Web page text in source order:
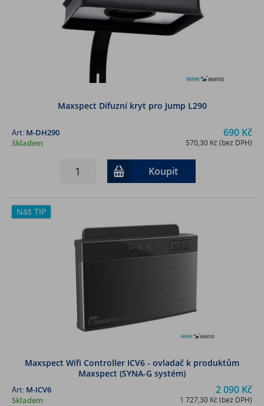
Maxspect Difuzní kryt pro Jump L290
690 Kč
570,30 Kč (bez DPH)
Art: M-DH290
Skladem
Koupit
Náš TIP
Maxspect Wifi Controller ICV6 - ovladač k produktům
Maxspect (SYNA-G systém)
2 090 Kč
1 727,30 Kč (bez DPH)
Art: M-ICV6
Skladem